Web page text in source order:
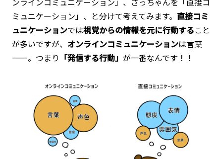
ミュニケーション」、と分けて考えてみます。 直接コミ
ュニケーションでは視覚からの情報を元に行動すること
が多いですが、 オンラインコミュニケーションは言葉
——。つまり 「発信する行動」 が一番なんです！！